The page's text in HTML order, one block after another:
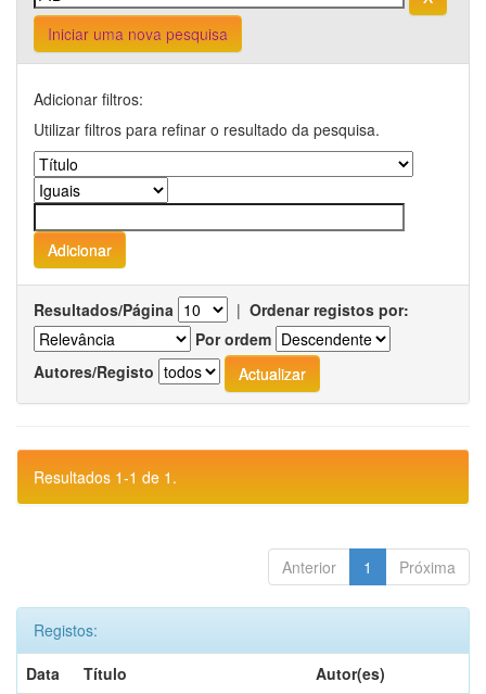
Iniciar uma nova pesquisa
Adicionar filtros:
Utilizar filtros para refinar o resultado da pesquisa.
Resultados/Página | Ordenar registos por:
Por ordem
Autores/Registo
Resultados 1-1 de 1.
Anterior 1 Próxima
Registos:
Data
Título Autor(es)